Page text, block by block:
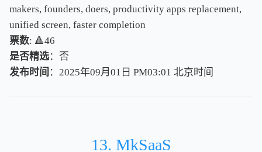
makers, founders, doers, productivity apps replacement,
unified screen, faster completion
票数: 🔺46
是否精选：否
发布时间 ：2025年09月01日 PM03:01 北京时间
北京时间
13. MkSaaS